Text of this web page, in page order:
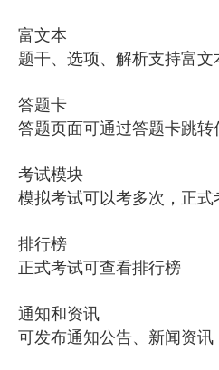
富文本
题干、选项、解析支持富
答题卡
答题页面可通过答题卡跳转
考试模块
模拟考试可以考多次，正式
排行榜
正式考试可查看排行榜
通知和资讯
可发布通知公告、新闻资